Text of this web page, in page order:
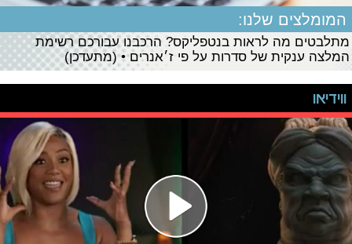
המומלצים שלנו:
מתלבטים מה לראות בנטפליקס? הרכבנו עבורכם רשימת
המלצה ענקית של סדרות על פי ז׳אנרים • (מתעדכן)
ווידיאו